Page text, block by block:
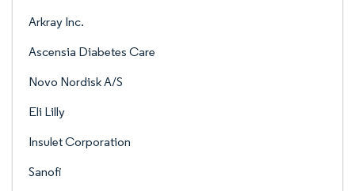
Arkray Inc.
Ascensia Diabetes Care
Novo Nordisk A/S
Eli Lilly
Insulet Corporation
Sanofi